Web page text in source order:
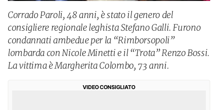
Corrado Paroli, 48 anni, è stato il genero del
consigliere regionale leghista Stefano Galli. Furono
condannati ambedue per la “Rimborsopoli”
lombarda con Nicole Minetti e il “Trota” Renzo Bossi.
La vittima è Margherita Colombo, 73 anni.
VIDEO CONSIGLIATO